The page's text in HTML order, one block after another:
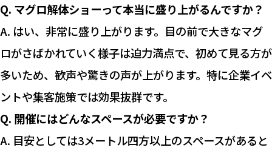
Q. マグロ解体ショーって本当に盛り上がるんですか？
A. はい、非常に盛り上がります。目の前で大きなマグ
ロがさばかれていく様子は迫力満点で、初めて見る方が
多いため、歓声や驚きの声が上がります。特に企業イベ
ントや集客施策では効果抜群です。
Q. 開催にはどんなスペースが必要ですか？
A. 目安としては3メートル四方以上のスペースがあると